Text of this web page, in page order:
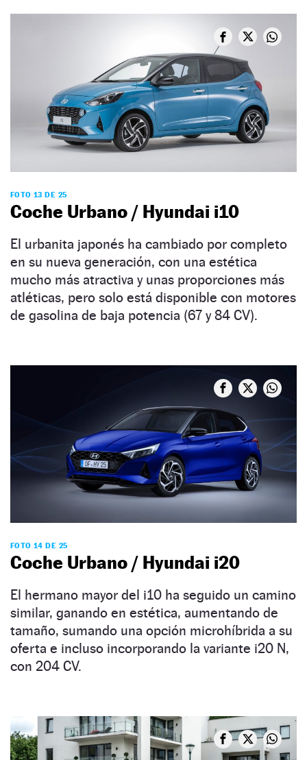
FOTO 13 DE 25
Coche Urbano / Hyundai i10
El urbanita japonés ha cambiado por completo
en su nueva generación, con una estética
mucho más atractiva y unas proporciones más
atléticas, pero solo está disponible con motores
de gasolina de baja potencia (67 y 84 CV).
FOTO 14 DE 25
Coche Urbano / Hyundai i20
El hermano mayor del i10 ha seguido un camino
similar, ganando en estética, aumentando de
tamaño, sumando una opción microhíbrida a su
oferta e incluso incorporando la variante i20 N,
con 204 CV.